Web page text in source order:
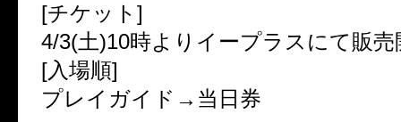
[チケット]
4/3(土)10時よりイープラスにて販売
[入場順]
プレイガイド→当日券